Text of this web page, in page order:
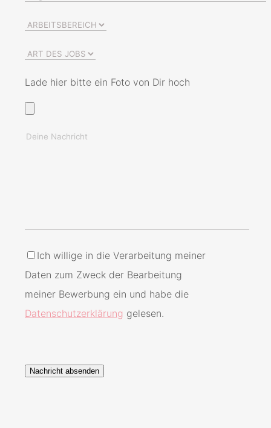
Lade hier bitte ein Foto von Dir hoch
Ich willige in die Verarbeitung meiner
Daten zum Zweck der Bearbeitung
meiner Bewerbung ein und habe die
Datenschutzerklärung gelesen.